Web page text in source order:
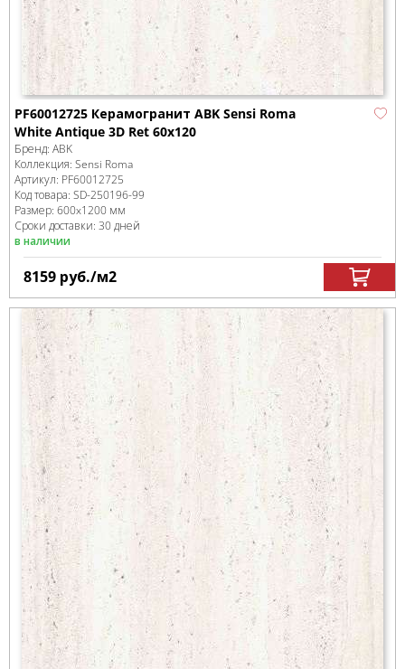
PF60012725 Керамогранит ABK Sensi Roma
White Antique 3D Ret 60x120
Бренд: ABK
Коллекция: Sensi Roma
Артикул: PF60012725
Код товара: SD-250196-99
Размер: 600x1200 мм
Сроки доставки: 30 дней
в наличии
8159 руб./м2